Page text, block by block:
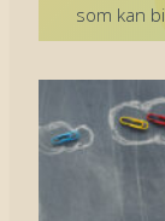
som kan